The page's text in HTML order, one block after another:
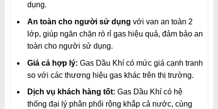
dụng.
An toàn cho người sử dụng với van an toàn 2
lớp, giúp ngăn chặn rò rỉ gas hiệu quả, đảm bảo an
toàn cho người sử dụng.
Giá cả hợp lý: Gas Dầu Khí có mức giá cạnh tranh
so với các thương hiệu gas khác trên thị trường.
Dịch vụ khách hàng tốt: Gas Dầu Khí có hệ
thống đại lý phân phối rộng khắp cả nước, cùng